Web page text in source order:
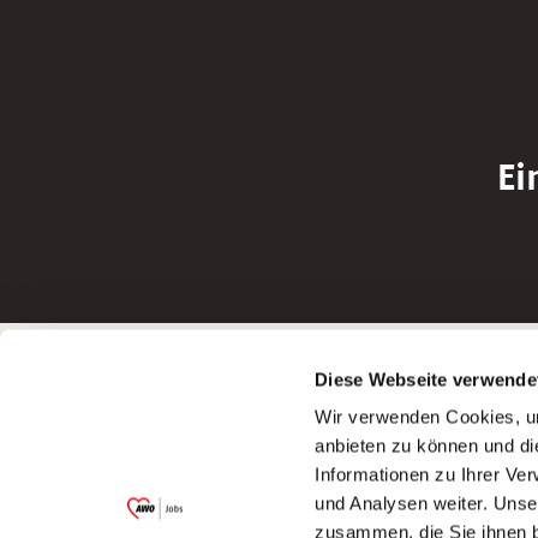
Diese Webseite
Wir verwenden Cookies,
anbieten zu können und
Informationen zu Ihrer
und Analysen weiter.
zusammen, die Sie ihnen
Garitz Bewirtschaftungsbetriebe GmbH
(Ein Tochterunternehmen des AWO
Bezirksverbandes Unterfranken e.V.)